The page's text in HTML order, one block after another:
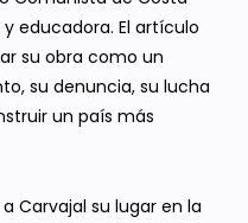
educadora. El artículo
su obra como un
su denuncia, su lucha
un país más
Carvajal su lugar en la